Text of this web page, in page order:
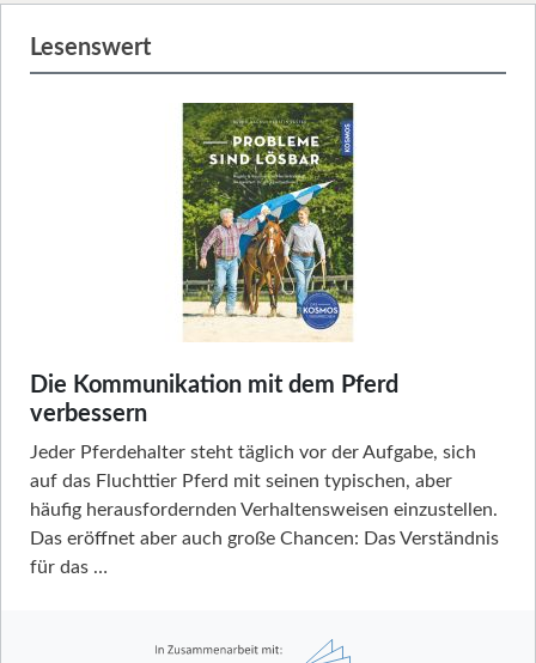
Lesenswert
Die Kommunikation mit dem Pferd
verbessern
Jeder Pferdehalter steht täglich vor der Aufgabe, sich
auf das Fluchttier Pferd mit seinen typischen, aber
häufig herausfordernden Verhaltensweisen einzustellen.
Das eröffnet aber auch große Chancen: Das Verständnis
für das …